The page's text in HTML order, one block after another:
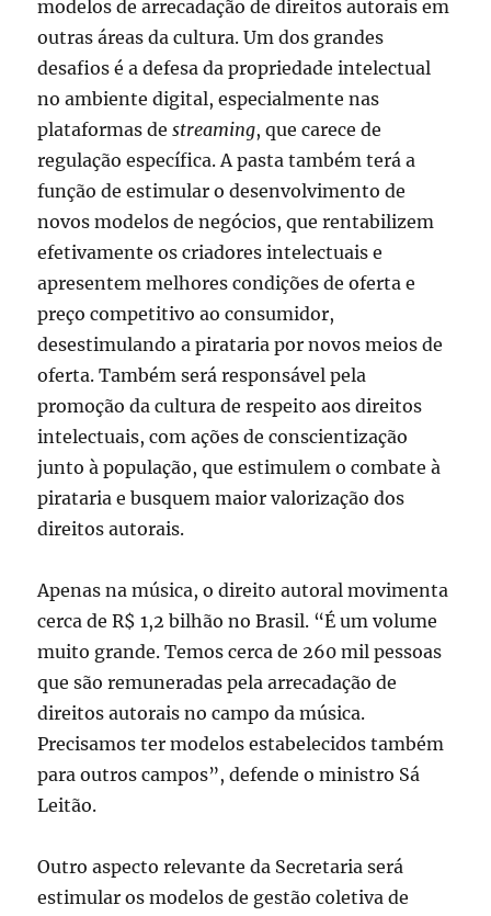
modelos de arrecadação de direitos autorais em
outras áreas da cultura. Um dos grandes
desafios é a defesa da propriedade intelectual
no ambiente digital, especialmente nas
plataformas destreaming, que carece de
regulação específica. A pasta também terá a
função de estimular o desenvolvimento de
novos modelos de negócios, que rentabilizem
efetivamente os criadores intelectuais e
apresentem melhores condições de oferta e
preço competitivo ao consumidor,
desestimulando a pirataria por novos meios de
oferta. Também será responsável pela
promoção da cultura de respeito aos direitos
intelectuais, com ações de conscientização
junto à população, que estimulem o combate à
pirataria e busquem maior valorização dos
direitos autorais.
Apenas na música, o direito autoral movimenta
cerca de R$ 1,2 bilhão no Brasil. “É um volume
muito grande. Temos cerca de 260 mil pessoas
que são remuneradas pela arrecadação de
direitos autorais no campo da música.
Precisamos ter modelos estabelecidos também
para outros campos”, defende o ministro Sá
Leitão.
Outro aspecto relevante da Secretaria será
estimular os modelos de gestão coletiva de